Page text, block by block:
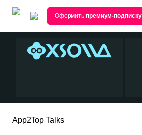
Оформить премиум-подписку
App2Top Talks